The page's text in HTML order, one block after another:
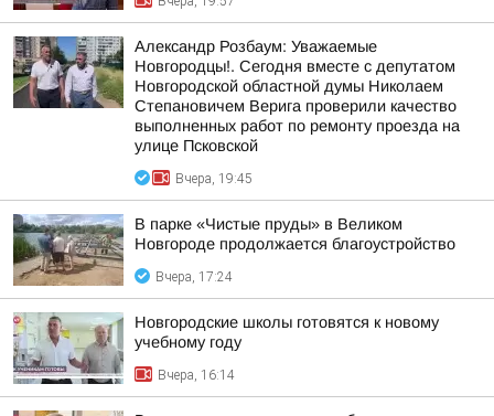
Александр Розбаум: Уважаемые
Новгородцы!. Сегодня вместе с депутатом
Новгородской областной думы Николаем
Степановичем Верига проверили качество
выполненных работ по ремонту проезда на
улице Псковской
Вчера, 19:45
В парке «Чистые пруды» в Великом
Новгороде продолжается благоустройство
Вчера, 17:24
Новгородские школы готовятся к новому
учебному году
Вчера, 16:14